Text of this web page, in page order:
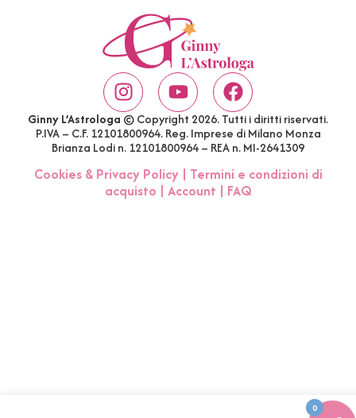
Ginny L’Astrologa © Copyright 2026. Tutti i diritti riservati.
P.IVA – C.F. 12101800964. Reg. Imprese di Milano Monza
Brianza Lodi n. 12101800964 – REA n. MI-2641309
Cookies & Privacy Policy| Termini e condizioni di
acquisto | Account | FAQ
0